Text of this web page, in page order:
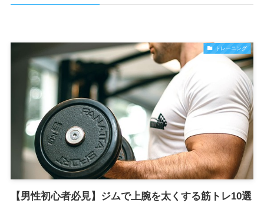
トレーニング
【男性初心者必見】ジムで上腕を太くする筋トレ10選